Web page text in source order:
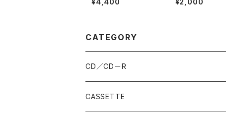
CATEGORY
CD／CDーR
CASSETTE